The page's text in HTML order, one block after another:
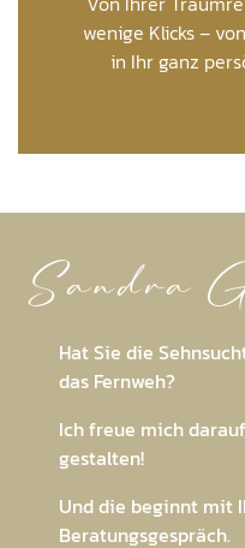
wenige Klicks –
in Ihr ganz
Sandra